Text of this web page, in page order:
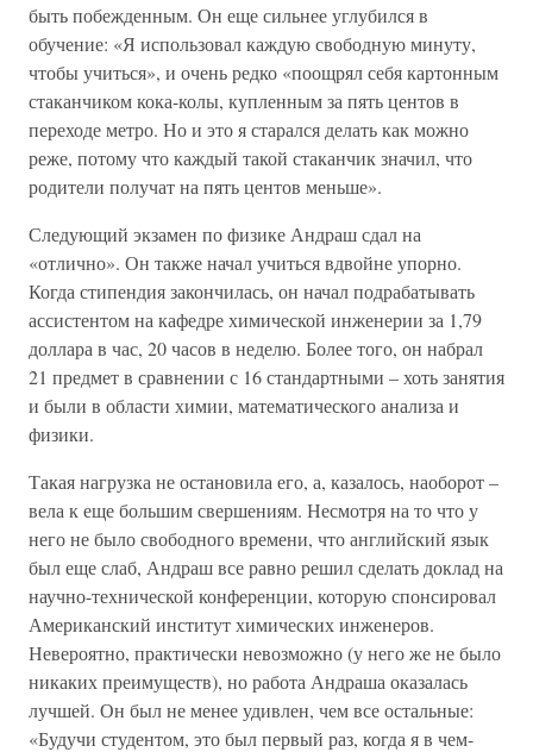
быть побежденным. Он еще сильнее углубился в
обучение: «Я использовал каждую свободную минуту,
чтобы учиться», и очень редко «поощрял себя картонным
стаканчиком кока-колы, купленным за пять центов в
переходе метро. Но и это я старался делать как можно
реже, потому что каждый такой стаканчик значил, что
родители получат на пять центов меньше».
Следующий экзамен по физике Андраш сдал на
«отлично». Он также начал учиться вдвойне упорно.
Когда стипендия закончилась, он начал подрабатывать
ассистентом на кафедре химической инженерии за 1,79
доллара в час, 20 часов в неделю. Более того, он набрал
21 предмет в сравнении с 16 стандартными – хоть занятия
и были в области химии, математического анализа и
физики.
Такая нагрузка не остановила его, а, казалось, наоборот –
вела к еще большим свершениям. Несмотря на то что у
него не было свободного времени, что английский язык
был еще слаб, Андраш все равно решил сделать доклад на
научно-технической конференции, которую спонсировал
Американский институт химических инженеров.
Невероятно, практически невозможно (у него же не было
никаких преимуществ), но работа Андраша оказалась
лучшей. Он был не менее удивлен, чем все остальные:
«Будучи студентом, это был первый раз, когда я в чем-